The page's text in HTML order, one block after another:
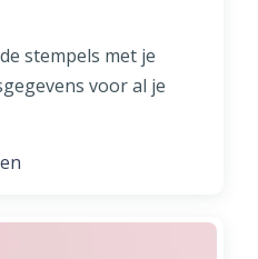
stempels met je
voor al je